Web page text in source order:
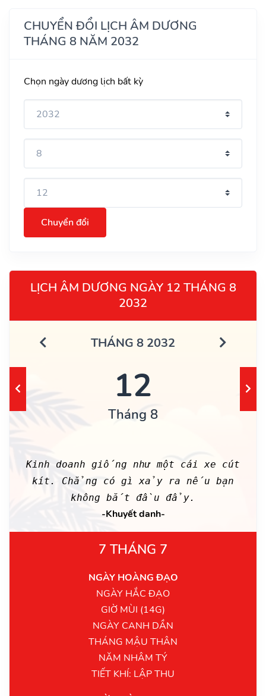
CHUYỂN ĐỔI LỊCH ÂM DƯƠNG
THÁNG 8 NĂM 2032
Chọn ngày dương lịch bất kỳ
Chuyển đổi
LỊCH ÂM DƯƠNG NGÀY 12 THÁNG 8
2032
THÁNG 8 2032
12
Tháng 8
Kinh doanh giống như một cái xe cút
kít. Chẳng có gì xảy ra nếu bạn
không bắt đầu đẩy.
-Khuyết danh-
7 THÁNG 7
NGÀY HOÀNG ĐẠO
NGÀY HẮC ĐẠO
GIỜ MÙI (14G)
NGÀY CANH DẦN
THÁNG MẬU THÂN
NĂM NHÂM TÝ
TIẾT KHÍ: LẬP THU